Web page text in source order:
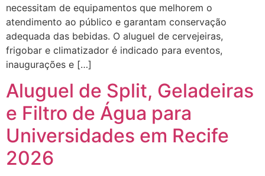
necessitam de equipamentos que melhorem o
atendimento ao público e garantam conservação
adequada das bebidas. O aluguel de cervejeiras,
frigobar e climatizador é indicado para eventos,
inaugurações e […]
Aluguel de Split, Geladeiras
e Filtro de Água para
Universidades em Recife
2026